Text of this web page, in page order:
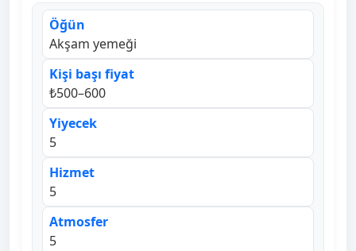
Öğün
Akşam yemeği
Kişi başı fiyat
₺500–600
Yiyecek
5
Hizmet
5
Atmosfer
5